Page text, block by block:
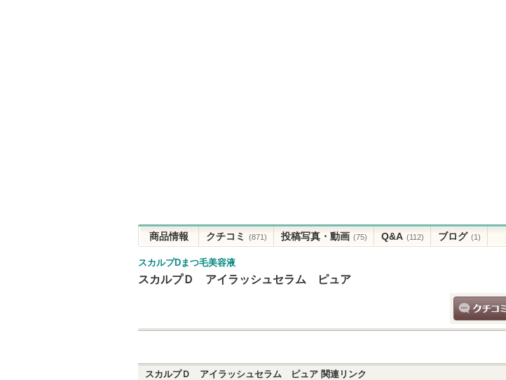
商品情報 クチコミ (871) 投稿写真・動画 (75) Q&A (112) ブログ (1)
スカルプDまつ毛美容液
スカルプＤ アイラッシュセラム ピュア
クチ
スカルプＤ アイラッシュセラム ピュア 関連リンク